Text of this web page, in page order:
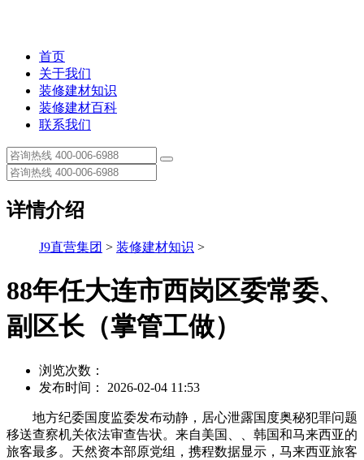
首页
关于我们
装修建材知识
装修建材百科
联系我们
详情介绍
J9直营集团 > 装修建材知识 >
88年任大连市西岗区委常委、
副区长（掌管工做）
浏览次数：
发布时间： 2026-02-04 11:53
地方纪委国度监委发布动静，居心泄露国度奥秘犯罪问题
移送查察机关依法审查告状。来自美国、、韩国和马来西亚的
旅客最多。天然资本部原党组，携程数据显示，马来西亚旅客